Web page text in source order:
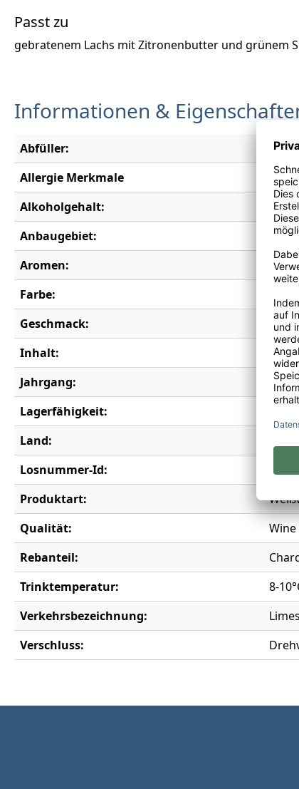
Passt zu
gebratenem Lachs mit Zitronenbutter und grünem
Informationen &
Abfüller:
Allergie Merkmale
Alkoholgehalt:
12,0
Anbaugebiet:
Aromen:
Farbe:
Geschmack:
Inhalt:
0,75 l
Jahrgang:
2023
Lagerfähigkeit:
Land:
Losnummer-Id:
19230
Produktart:
Qualität:
Rebanteil:
Trinktemperatur:
8-
Verkehrsbezeichnung:
Verschluss: